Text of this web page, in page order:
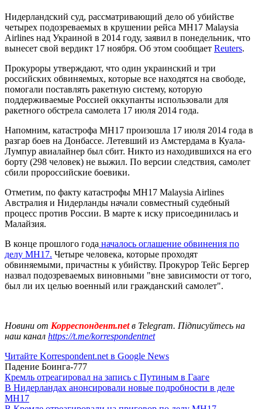
Нидерландский суд, рассматривающий дело об убийстве
четырех подозреваемых в крушении рейса MH17 Malaysia
Airlines над Украиной в 2014 году, заявил в понедельник, что
вынесет свой вердикт 17 ноября. Об этом сообщает Reuters.
Прокуроры утверждают, что один украинский и три
российских обвиняемых, которые все находятся на свободе,
помогали поставлять ракетную систему, которую
поддерживаемые Россией оккупанты использовали для
ракетного обстрела самолета 17 июля 2014 года.
Напомним, катастрофа MH17 произошла 17 июля 2014 года в
разгар боев на Донбассе. Летевший из Амстердама в Куала-
Лумпур авиалайнер был сбит. Никто из находившихся на его
борту (298 человек) не выжил. По версии следствия, самолет
сбили пророссийские боевики.
Отметим, по факту катастрофы MH17 Malaysia Airlines
Австралия и Нидерланды начали совместный судебный
процесс против России. В марте к иску присоединилась и
Малайзия.
В конце прошлого года началось оглашение обвинения по
делу МН17. Четыре человека, которые проходят
обвиняемыми, причастны к убийству. Прокурор Тейс Бергер
назвал подозреваемых виновными "вне зависимости от того,
был ли их целью военный или гражданский самолет".
Новини от Корреспондент.netв Telegram. Підписуйтесь на
наш канал https://t.me/korrespondentnet
Читайте Korrespondent.net в Google News
Падение Боинга-777
Кремль отреагировал на запись с Путиным в Гааге
В Нидерландах анонсировали новые подробности в деле
MH17